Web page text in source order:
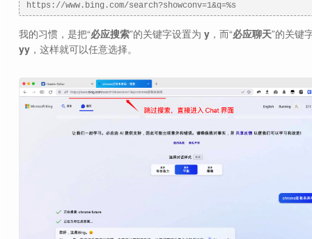
https://www.bing.com/search?showconv=1&q=%s
我的习惯，是把“必应搜索”的关键字设置为 y ，而“必应聊天”的关键
yy ，这样就可以任意选择。